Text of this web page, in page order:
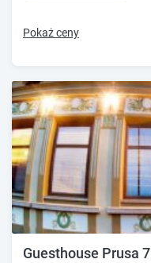
Pokaż ceny
Guesthouse Prusa 7